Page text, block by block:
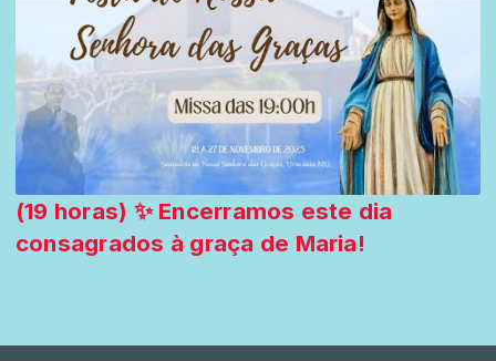
(19 horas) ✨ Encerramos este dia
consagrados à graça de Maria!